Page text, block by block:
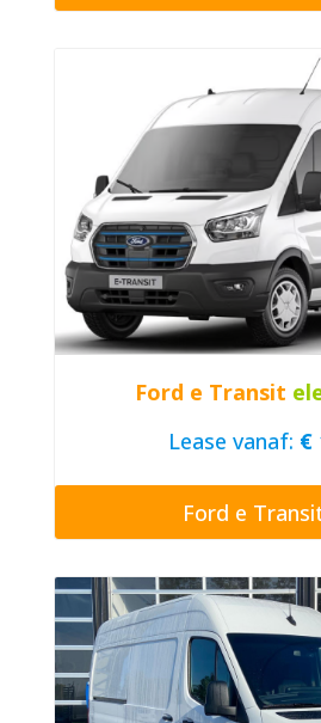
Ford e Transit
Lease vanaf: €
Ford e